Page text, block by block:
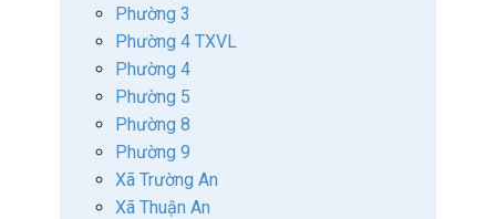
Phường 3
Phường 4 TXVL
Phường 4
Phường 5
Phường 8
Phường 9
Xã Trường An
Xã Thuận An